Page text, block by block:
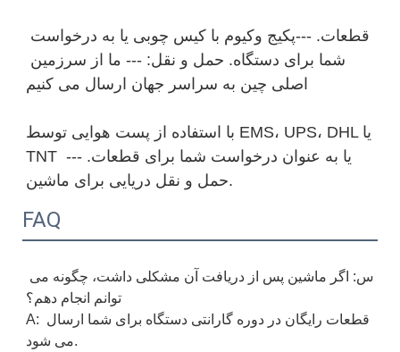
با استفاده از پست هوایی توسط EMS، UPS، DHL یا
TNT یا به عنوان درخواست شما برای قطعات. ---
FAQ
توانم انجام دهم؟
A: قطعات رایگان در دوره گارانتی دستگاه برای شما ارسال
می شود.